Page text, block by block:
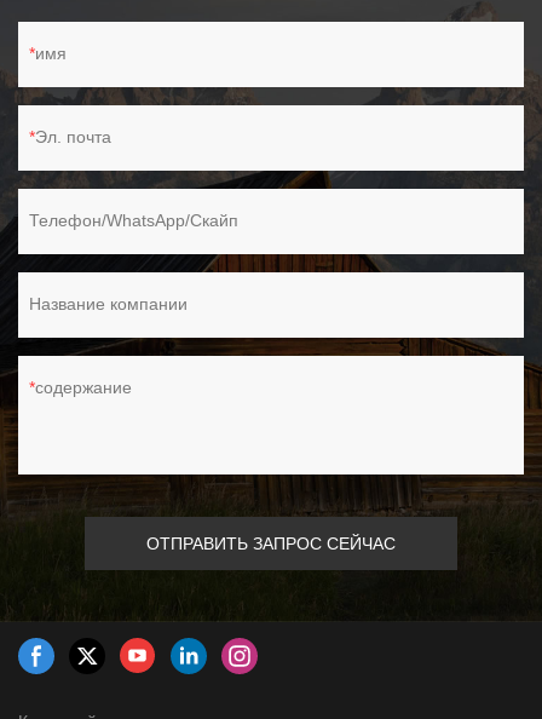
имя
Эл. почта
Телефон/WhatsApp/Скайп
Название компании
содержание
ОТПРАВИТЬ ЗАПРОС СЕЙЧАС